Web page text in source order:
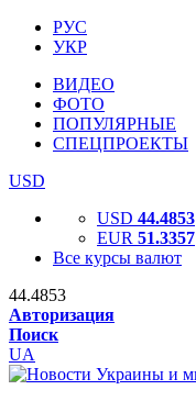
РУС
УКР
ВИДЕО
ФОТО
ПОПУЛЯРНЫЕ
СПЕЦПРОЕКТЫ
USD
USD 44.4853
EUR 51.3357
Все курсы валют
44.4853
Авторизация
Поиск
UA